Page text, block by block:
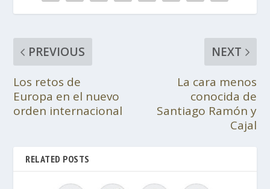
PREVIOUS
Los retos de
Europa en el nuevo
orden internacional
NEXT
La cara menos
conocida de
Santiago Ramón y
Cajal
RELATED POSTS